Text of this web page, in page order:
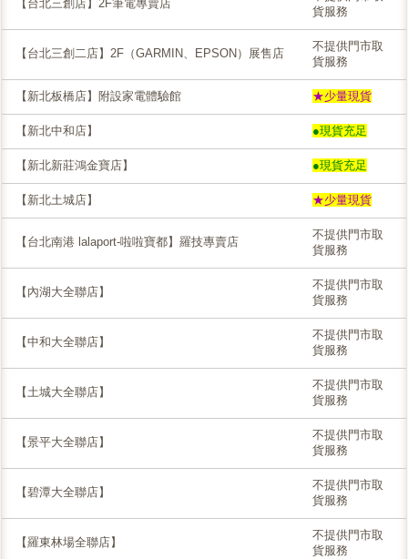
【台北三創店】2F筆電專賣店
貨服務
【台北三創二店】2F（GARMIN、EPSON）展售店
不提供門市取
貨服務
【新北板橋店】附設家電體驗館 ★少量現貨
【新北中和店】 ●現貨充足
【新北新莊鴻金寶店】 ●現貨充足
【新北土城店】 ★少量現貨
【台北南港 lalaport-啦啦寶都】羅技專賣店
不提供門市取
貨服務
【內湖大全聯店】
不提供門市取
貨服務
【中和大全聯店】
不提供門市取
貨服務
【土城大全聯店】
不提供門市取
貨服務
【景平大全聯店】
不提供門市取
貨服務
【碧潭大全聯店】
不提供門市取
貨服務
【羅東林場全聯店】
不提供門市取
貨服務